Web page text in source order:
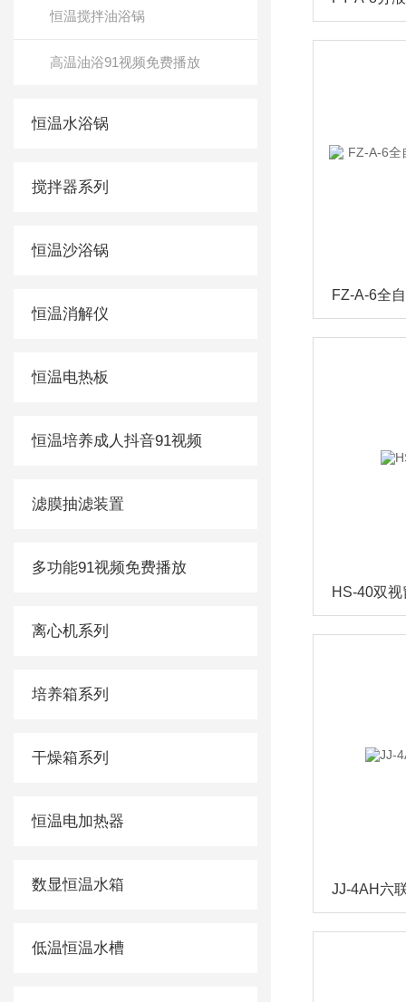
恒温搅拌油浴锅
高温油浴91视频免费播放
恒温水浴锅
搅拌器系列
恒温沙浴锅
恒温消解仪
恒温电热板
恒温培养成人抖音91视频
滤膜抽滤装置
多功能91视频免费播放
离心机系列
培养箱系列
干燥箱系列
恒温电加热器
数显恒温水箱
低温恒温水槽
HS-40双
JJ-4AH六